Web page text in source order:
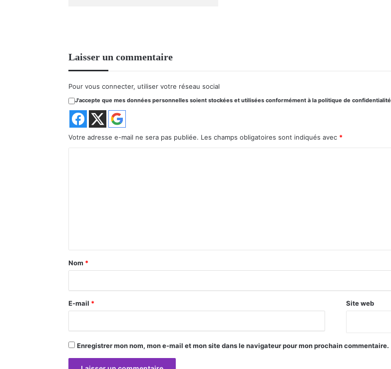
Laisser un commentaire
Pour vous connecter, utiliser votre réseau social
J'accepte que mes données personnelles soient stockées et utilisées conformément à la politique de confidentialité
Votre adresse e-mail ne sera pas publiée. Les champs obligatoires sont indiqués avec *
a
r
e
Nom *
E-mail * Site web
Enregistrer mon nom, mon e-mail et mon site dans le navigateur pour mon prochain commentaire.